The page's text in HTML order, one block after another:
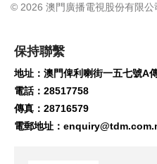
© 2026 澳門廣播電視股份有限公
保持聯繫
地址：澳門俾利喇街一五七號A
電話：28517758
傳真：28716579
電郵地址：